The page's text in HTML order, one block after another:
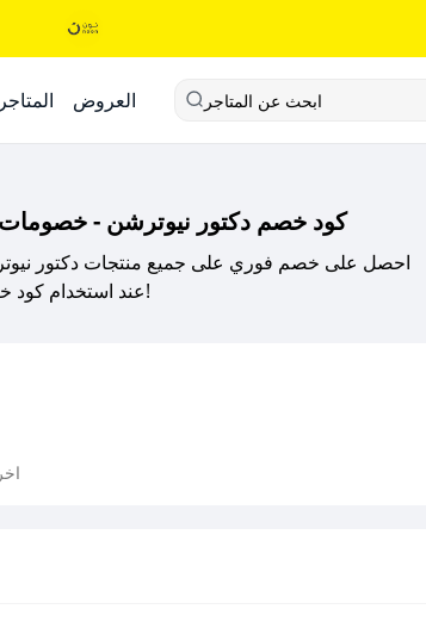
المتاجر العروض ابحث عن المتاجر
كود خصم دكتور نيوترشن -
احصل على خصم فوري على جميع منتجات دكتور
عند استخدام كود خصم دكتور نيوترشن من صحصح. انسخ الكود الآن!
اخر